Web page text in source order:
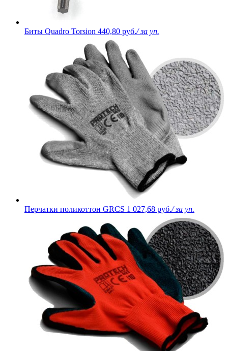
Биты Quadro Torsion 440,80 руб./ за уп.
Перчатки поликоттон GRCS 1 027,68 руб./ за уп.